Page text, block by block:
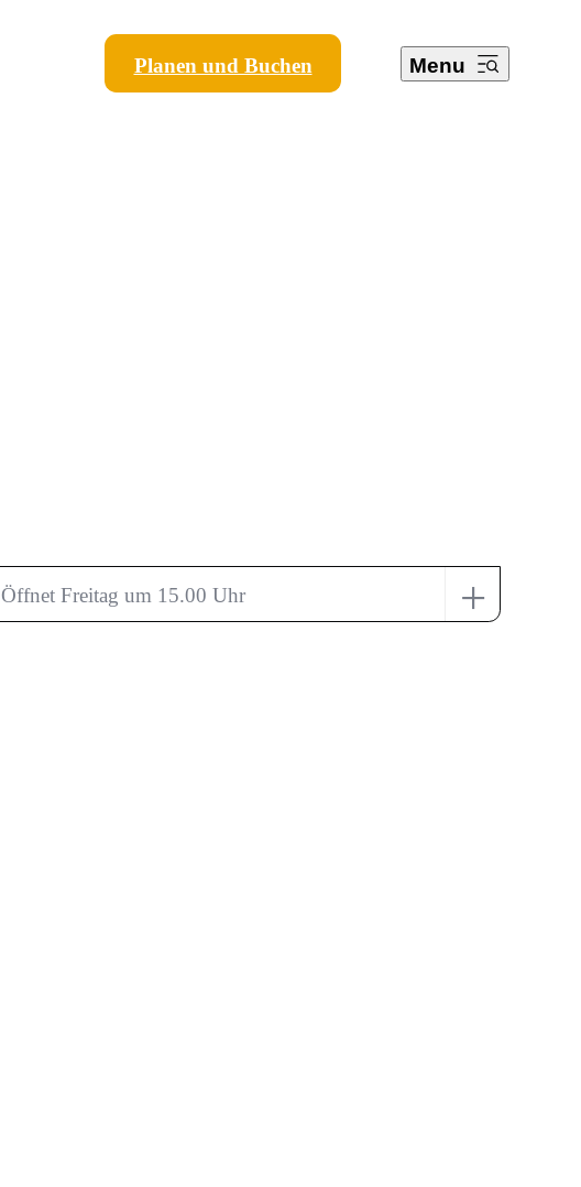
Planen und Buchen Menu
Öffnet Freitag um 15.00 Uhr +